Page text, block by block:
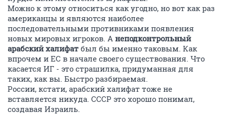
Можно к этому относиться как угодно, но вот как раз
американцы и являются наиболее
последовательными противниками появления
новых мировых игроков. А неподконтрольный
арабский халифат был бы именно таковым. Как
впрочем и ЕС в начале своего существования. Что
касается ИГ - это страшилка, придуманная для
таких, как вы. Быстро разбираемая.
России, кстати, арабский халифат тоже не
вставляется никуда. СССР это хорошо понимал,
создавая Израиль.